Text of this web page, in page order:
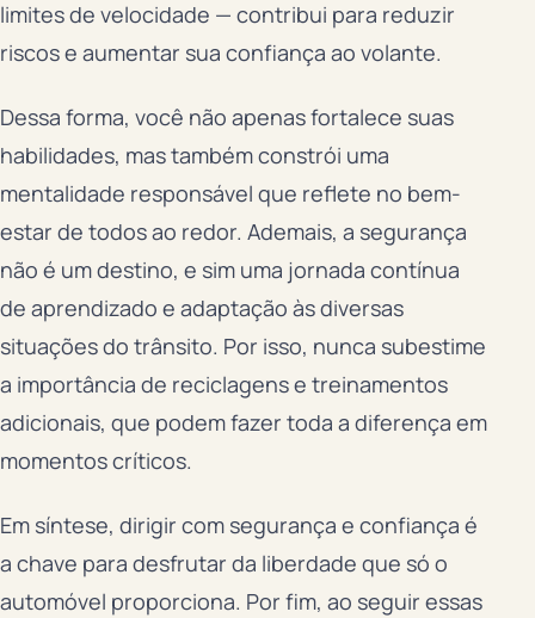
limites de velocidade — contribui para reduzir
riscos e aumentar sua confiança ao volante.
Dessa forma, você não apenas fortalece suas
habilidades, mas também constrói uma
mentalidade responsável que reflete no bem-
estar de todos ao redor. Ademais, a segurança
não é um destino, e sim uma jornada contínua
de aprendizado e adaptação às diversas
situações do trânsito. Por isso, nunca subestime
a importância de reciclagens e treinamentos
adicionais, que podem fazer toda a diferença em
momentos críticos.
Em síntese, dirigir com segurança e confiança é
a chave para desfrutar da liberdade que só o
automóvel proporciona. Por fim, ao seguir essas